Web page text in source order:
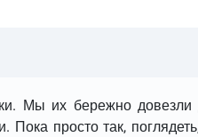
Мы их бережно
Пока просто так,